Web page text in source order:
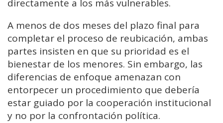
directamente a los más vulnerables.
A menos de dos meses del plazo final para
completar el proceso de reubicación, ambas
partes insisten en que su prioridad es el
bienestar de los menores. Sin embargo, las
diferencias de enfoque amenazan con
entorpecer un procedimiento que debería
estar guiado por la cooperación institucional
y no por la confrontación política.